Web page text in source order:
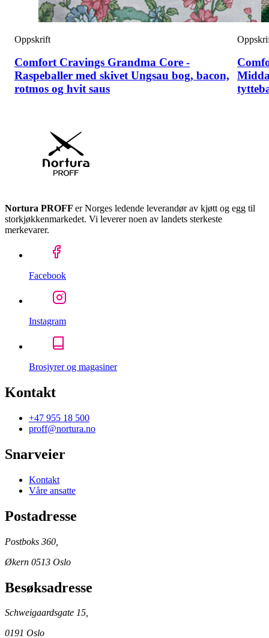
Oppskrift
Comfort Cravings Grandma Core -
Raspeballer med skivet Ungsau bog, bacon,
rotmos og hvit saus
Nortura PROFF er Norges ledende leverandør av kjøtt og egg til
storkjøkkenmarkedet. Vi leverer noen av landets sterkeste
merkevarer.
Facebook
Instagram
Brosjyrer og magasiner
Kontakt
+47 955 18 500
proff@nortura.no
Snarveier
Kontakt
Våre ansatte
Postadresse
Postboks 360,
Økern 0513 Oslo
Besøksadresse
Schweigaardsgate 15,
0191 Oslo